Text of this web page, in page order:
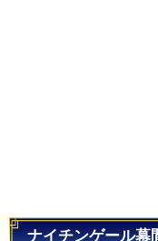
ナイチンゲール幕